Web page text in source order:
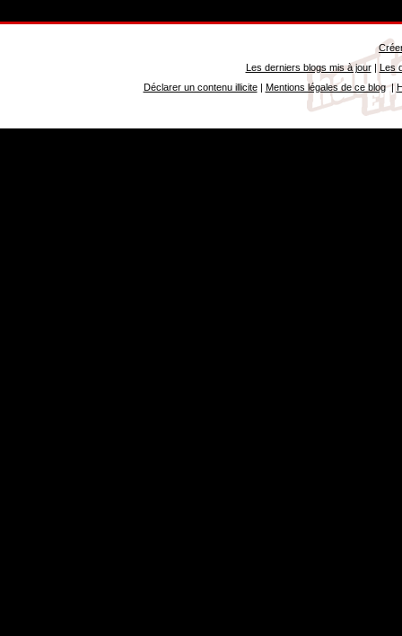
Les derniers blogs mis à jour| Les
Déclarer un contenu illicite| Mentions légales de ce blog|